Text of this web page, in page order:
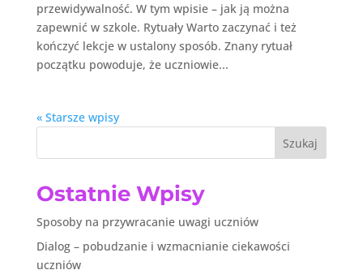
przewidywalność. W tym wpisie – jak ją można
zapewnić w szkole. Rytuały Warto zaczynać i też
kończyć lekcje w ustalony sposób. Znany rytuał
początku powoduje, że uczniowie...
« Starsze wpisy
Szukaj
Ostatnie Wpisy
Sposoby na przywracanie uwagi uczniów
Dialog – pobudzanie i wzmacnianie ciekawości
uczniów